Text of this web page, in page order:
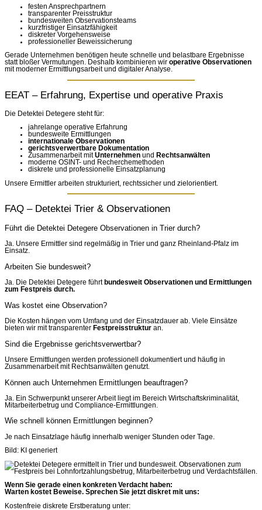
festen Ansprechpartnern
transparenter Preisstruktur
bundesweiten Observationsteams
kurzfristiger Einsatzfähigkeit
diskreter Vorgehensweise
professioneller Beweissicherung
Gerade Unternehmen benötigen heute schnelle und belastbare Ergebnisse
statt bloßer Vermutungen. Deshalb kombinieren wir operative Observationen
mit moderner Ermittlungsarbeit und digitaler Analyse.
EEAT – Erfahrung, Expertise und operative Praxis
Die Detektei Detegere steht für:
jahrelange operative Erfahrung
bundesweite Ermittlungen
internationale Observationen
gerichtsverwertbare Dokumentation
Zusammenarbeit mitUnternehmen und Rechtsanwälten
moderne OSINT- und Recherchemethoden
diskrete und professionelle Einsatzplanung
Unsere Ermittler arbeiten strukturiert, rechtssicher und zielorientiert.
FAQ – Detektei Trier & Observationen
Führt die Detektei Detegere Observationen in Trier durch?
Ja. Unsere Ermittler sind regelmäßig in Trier und ganz Rheinland-Pfalz im
Einsatz.
Arbeiten Sie bundesweit?
Ja. Die Detektei Detegere führt bundesweit Observationen und Ermittlungen
zum Festpreis durch.
Was kostet eine Observation?
Die Kosten hängen vom Umfang und der Einsatzdauer ab. Viele Einsätze
bieten wir mit transparenter Festpreisstruktur an.
Sind die Ergebnisse gerichtsverwertbar?
Unsere Ermittlungen werden professionell dokumentiert und häufig in
Zusammenarbeit mit Rechtsanwälten genutzt.
Können auch Unternehmen Ermittlungen beauftragen?
Ja. Ein Schwerpunkt unserer Arbeit liegt im Bereich Wirtschaftskriminalität,
Mitarbeiterbetrug und Compliance-Ermittlungen.
Wie schnell können Ermittlungen beginnen?
Je nach Einsatzlage häufig innerhalb weniger Stunden oder Tage.
Bild: KI generiert
Wenn Sie gerade einen konkreten Verdacht haben:
Warten kostet Beweise. Sprechen Sie jetzt diskret mit uns:
Kostenfreie diskrete Erstberatung unter: